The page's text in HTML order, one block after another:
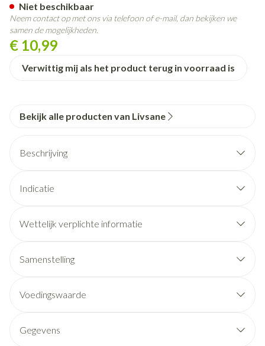
€ 10,99
Verwittig mij als het product terug in voorraad is
Niet beschikbaar
Neem contact op met ons via telefoon of e-mail, dan bekijken we
samen de mogelijkheden.
Bekijk alle producten van Livsane
Beschrijving
Indicatie
Wettelijk verplichte informatie
Samenstelling
Voedingswaarde
Gegevens